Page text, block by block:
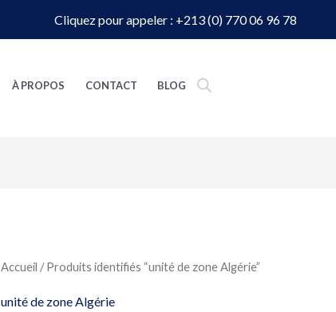
Cliquez pour appeler : +213 (0) 770 06 96 78
À PROPOS CONTACT BLOG
Accueil / Produits identifiés “unité de zone Algérie”
unité de zone Algérie